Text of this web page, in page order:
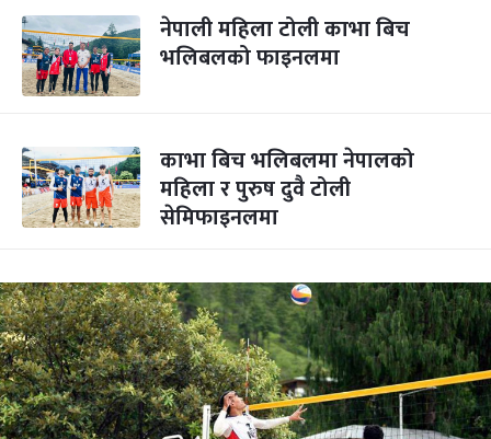
नेपाली महिला टोली काभा बिच
भलिबलको फाइनलमा
काभा बिच भलिबलमा नेपालको
महिला र पुरुष दुवै टोली
सेमिफाइनलमा